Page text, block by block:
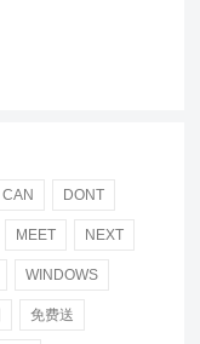
CAN DONT
MEET NEXT
WINDOWS
免费送